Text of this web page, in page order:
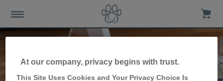
At our company, privacy begins with trust.
This Site Uses Cookies and Your Privacy Choice Is